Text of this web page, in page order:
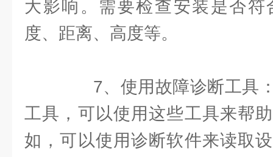
大影响。需要检查安装是否
度、距离、高度等。
7、使用故障诊断工具：
工具，可以使用这些工具来帮
如，可以使用诊断软件来读取